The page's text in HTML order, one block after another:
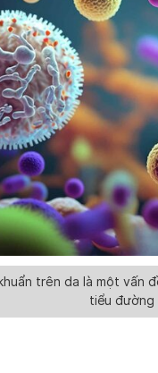
trên da là một vấn
tiểu đường